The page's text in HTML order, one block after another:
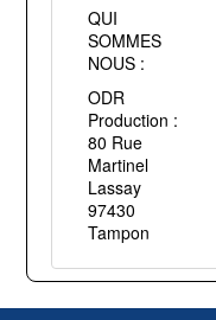
QUI
SOMMES
NOUS :
ODR
Production :
80 Rue
Martinel
Lassay
97430
Tampon